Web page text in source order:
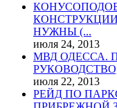
НУЖНЫ (...
июля 24, 2013
МВД ОДЕССА.
июля 22, 2013
РЕЙД ПО